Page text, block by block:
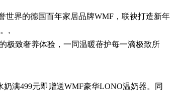
世界的德国百年家居品牌WMF ，联袂打造新年
,
极致奢养体验，一同温暖蓓护每一滴极致所
奶满499元即赠送WMF豪华LONO温奶器。同